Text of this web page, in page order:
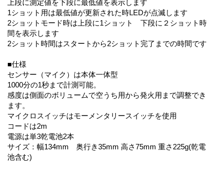
上段に測定値を下段に最低値を表示します
1ショット用は最低値が更新された時LEDが点滅します
2ショットモード時は上段に1ショット 下段に２ショット時
間を表示します
2ショット時間はスタートから2ショット完了までの時間です
■仕様
センサー（マイク）は本体一体型
1000分の1秒まで計測可能。
感度は側面のボリュームで空うち用から発火用まで調整でき
ます。
マイクロスイッチはモーメンタリースイッチを使用
コードは2m
電源は単3乾電池2本
サイズ：幅134mm 奥行き35mm 高さ75mm 重さ225g(乾電
池含む)